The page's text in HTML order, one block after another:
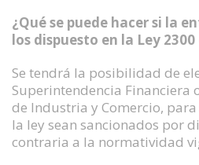
¿Qué se puede hacer si la
los dispuesto en la Ley 2300
Se tendrá la posibilidad de
Superintendencia Financiera
de Industria y Comercio,
la ley sean sancionados por
contraria a la normatividad